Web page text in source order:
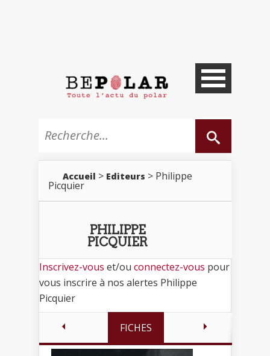
Accueil > Editeurs > Philippe
Picquier
PHILIPPE
PICQUIER
Inscrivez-vous et/ou connectez-vous pour
vous inscrire à nos alertes Philippe
Picquier
FICHES